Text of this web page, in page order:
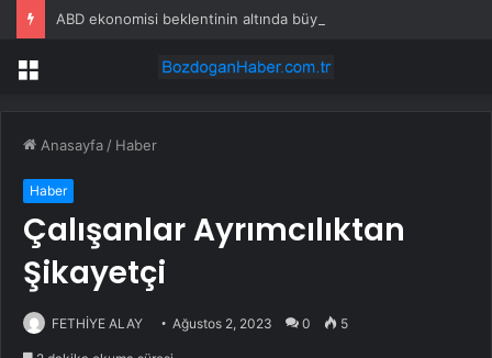
ABD ekonomisi beklentinin altında büyüdü
Menü
Anasayfa / Haber
Haber
Çalışanlar Ayrımcılıktan
Şikayetçi
FETHİYE ALAY Ağustos 2, 2023 0 5